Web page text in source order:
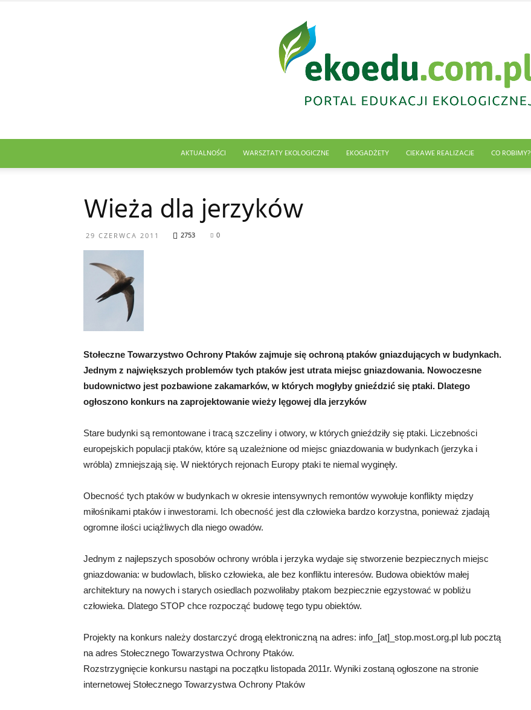
AKTUALNOŚCI WARSZTATY EKOLOGICZNE EKOGADŻETY CIEKAWE REALIZACJE CO ROBIMY?
Wieża dla jerzyków
29 CZERWCA 2011 2753 0
Stołeczne Towarzystwo Ochrony Ptaków zajmuje się ochroną ptaków gniazdujących w budynkach.
Jednym z największych problemów tych ptaków jest utrata miejsc gniazdowania. Nowoczesne
budownictwo jest pozbawione zakamarków, w których mogłyby gnieździć się ptaki. Dlatego
ogłoszono konkurs na zaprojektowanie wieży lęgowej dla jerzyków
Stare budynki są remontowane i tracą szczeliny i otwory, w których gnieździły się ptaki. Liczebności
europejskich populacji ptaków, które są uzależnione od miejsc gniazdowania w budynkach (jerzyka i
wróbla) zmniejszają się. W niektórych rejonach Europy ptaki te niemal wyginęły.
Obecność tych ptaków w budynkach w okresie intensywnych remontów wywołuje konflikty między
miłośnikami ptaków i inwestorami. Ich obecność jest dla człowieka bardzo korzystna, ponieważ zjadają
ogromne ilości uciążliwych dla niego owadów.
Jednym z najlepszych sposobów ochrony wróbla i jerzyka wydaje się stworzenie bezpiecznych miejsc
gniazdowania: w budowlach, blisko człowieka, ale bez konfliktu interesów. Budowa obiektów małej
architektury na nowych i starych osiedlach pozwoliłaby ptakom bezpiecznie egzystować w pobliżu
człowieka. Dlatego STOP chce rozpocząć budowę tego typu obiektów.
Projekty na konkurs należy dostarczyć drogą elektroniczną na adres: info_[at]_stop.most.org.pl lub pocztą
na adres Stołecznego Towarzystwa Ochrony Ptaków.
Rozstrzygnięcie konkursu nastąpi na początku listopada 2011r. Wyniki zostaną ogłoszone na stronie
internetowej Stołecznego Towarzystwa Ochrony Ptaków